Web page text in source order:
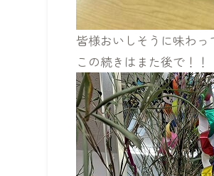
皆様おいしそうに味わ
この続きはまた後で！！